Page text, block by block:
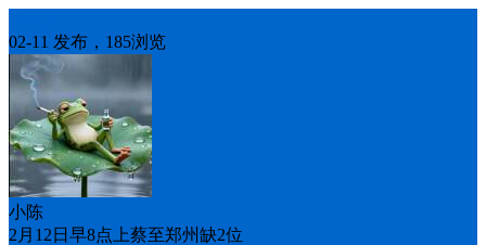
02-11 发布，185浏览
小陈
2月12日早8点上蔡至郑州缺2位